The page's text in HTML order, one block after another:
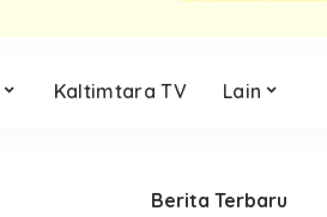
Kaltimtara TV Lain
Berita Terbaru